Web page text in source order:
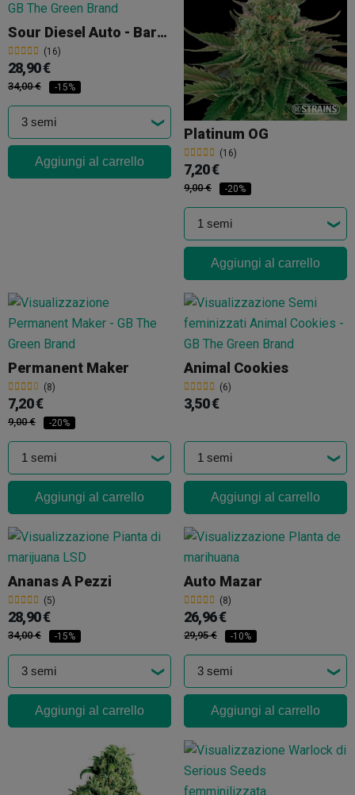
Sour Diesel Auto - Barney's Farm
(16)
28,90 €
34,00 € -15%
Aggiungi al carrello
Platinum OG
(16)
7,20 €
9,00 € -20%
Aggiungi al carrello
Permanent Maker
(8)
7,20 €
9,00 € -20%
Aggiungi al carrello
Animal Cookies
(6)
3,50 €
Aggiungi al carrello
Ananas A Pezzi
(5)
28,90 €
34,00 € -15%
Aggiungi al carrello
Auto Mazar
(8)
26,96 €
29,95 € -10%
Aggiungi al carrello